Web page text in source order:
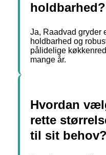
holdbarhed?
Ja, Raadvad gryder
holdbarhed og
pålidelige
mange år.
Hvordan
rette
til sit behov?